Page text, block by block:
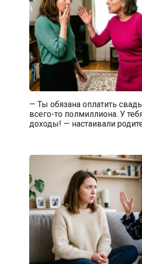
— Ты обязана оплатить
всего-то полмиллиона. У
доходы! — настаивали